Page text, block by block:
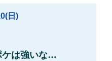
日)
ケは強いな…